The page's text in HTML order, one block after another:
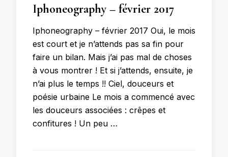
Iphoneography – février 2017
Iphoneography – février 2017 Oui, le mois
est court et je n’attends pas sa fin pour
faire un bilan. Mais j’ai pas mal de choses
à vous montrer ! Et si j’attends, ensuite, je
n’ai plus le temps !! Ciel, douceurs et
poésie urbaine Le mois a commencé avec
les douceurs associées : crêpes et
confitures ! Un peu …